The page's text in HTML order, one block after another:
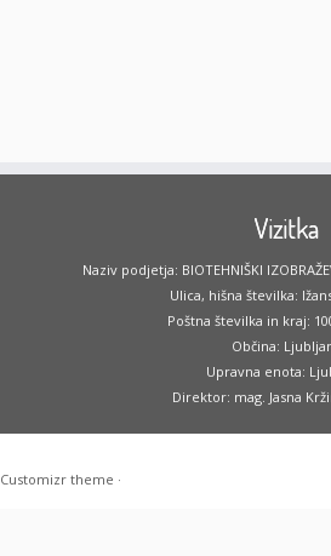
Vizitka
Naziv podjetja: BIOTEHNIŠKI
Ulica, hišna številka:
Poštna številka in kraj:
Občina:
Upravna enota:
Direktor: mag. Jasna
Customizr theme ·